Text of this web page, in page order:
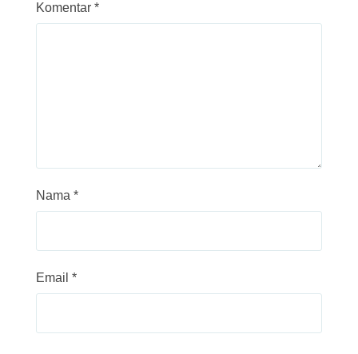
Komentar *
Nama *
Email *